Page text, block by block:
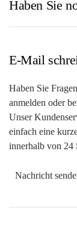
Haben Sie
E-Mail
Haben Sie
anmelden oder
Unser
einfach eine
innerhalb von 24
Nachricht